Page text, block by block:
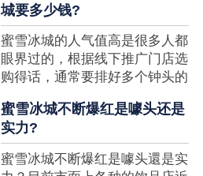
城要多少钱?
蜜雪冰城的人气值高是很多人都
眼界过的，根据线下推广门店选
购得话，通常要排好多个钟头的
想要排长队，为的便是那一杯令
人挂念的蜜雪冰城。顾客喜爱的
商品，投资者为什么会看不见在
其中的创业商机呢?许多投资者
蜜雪冰城不断爆红是噱头还是
实力?
蜜雪冰城不断爆红是噱头還是实